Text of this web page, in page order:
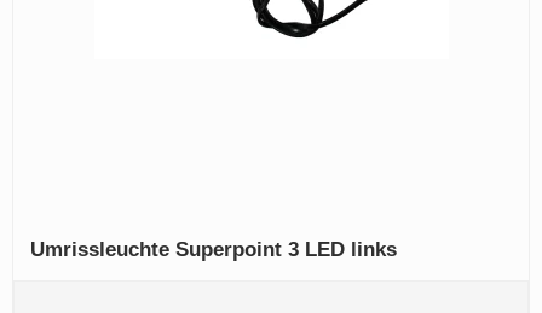
Umrissleuchte Superpoint 3 LED links